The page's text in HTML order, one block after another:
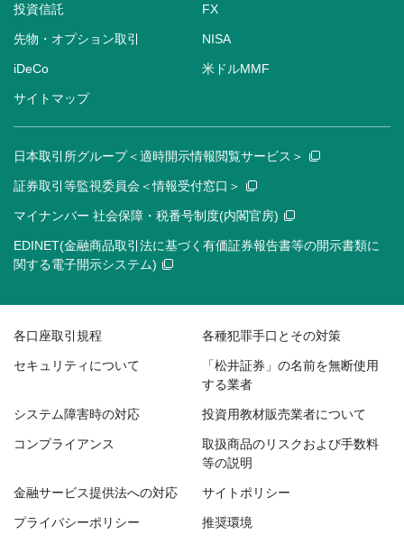
投資信託 FX
先物・オプション取引 NISA
iDeCo 米ドルMMF
サイトマップ
日本取引所グループ＜適時開示情報閲覧サービス＞
証券取引等監視委員会＜情報受付窓口＞
マイナンバー 社会保障・税番号制度(内閣官房)
EDINET(金融商品取引法に基づく有価証券報告書等の開示書類に
関する電子開示システム)
各口座取引規程 各種犯罪手口とその対策
セキュリティについて
「松井証券」の名前を無断使用
する業者
システム障害時の対応 投資用教材販売業者について
コンプライアンス
取扱商品のリスクおよび手数料
等の説明
金融サービス提供法への対応 サイトポリシー
プライバシーポリシー 推奨環境